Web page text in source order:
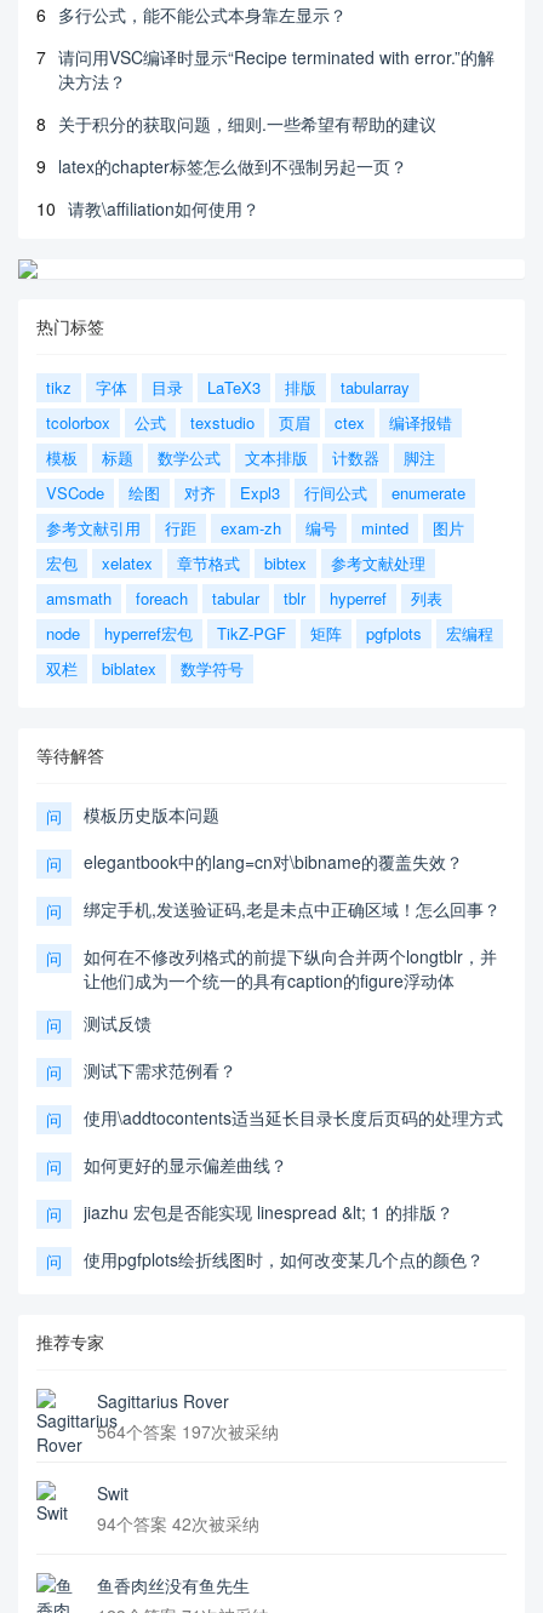
6 多行公式，能不能公式本身靠左显示？
7 请问用VSC编译时显示“Recipe terminated with error.”的解
决方法？
8 关于积分的获取问题，细则.一些希望有帮助的建议
9 latex的chapter标签怎么做到不强制另起一页？
10 请教\affiliation如何使用？
热门标签
tikz 字体 目录 LaTeX3 排版
tabularray
tcolorbox
公式 texstudio 页眉 ctex
编译报错
模板
标题 数学公式 文本排版 计数器
脚注
VSCode
绘图 对齐 Expl3 行间公式
enumerate
参考文献引用
行距 exam-zh 编号 minted
图片
宏包
xelatex 章节格式 bibtex
参考文献处理
amsmath
foreach tabular tblr hyperref
列表
node
hyperref宏包 TikZ-PGF 矩阵 pgfplots
宏编程
双栏
biblatex 数学符号
等待解答
问 模板历史版本问题
问 elegantbook中的lang=cn对\bibname的覆盖失效？
问 绑定手机,发送验证码,老是未点中正确区域！怎么回事？
问
如何在不修改列格式的前提下纵向合并两个longtblr，并
让他们成为一个统一的具有caption的figure浮动体
问 测试反馈
问 测试下需求范例看？
问 使用\addtocontents适当延长目录长度后页码的处理方式
问 如何更好的显示偏差曲线？
问 jiazhu 宏包是否能实现 linespread &lt; 1 的排版？
问 使用pgfplots绘折线图时，如何改变某几个点的颜色？
推荐专家
Sagittarius Rover
564个答案 197次被采纳
Swit
94个答案 42次被采纳
鱼香肉丝没有鱼先生